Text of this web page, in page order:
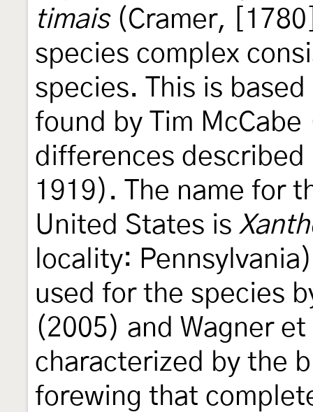
timais(Cramer,
species complex
species. This is
found by Tim
differences described
1919). The name for
United States is
locality:
used for the species
(2005) and Wagner
characterized by the
forewing that